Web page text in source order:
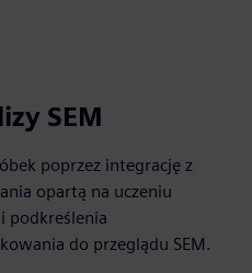
SEM
poprzez integrację z
opartą na uczeniu
podkreślenia
do przeglądu SEM.